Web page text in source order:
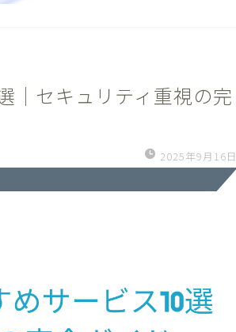
｜セキュリティ重視の完
2025年9月16日